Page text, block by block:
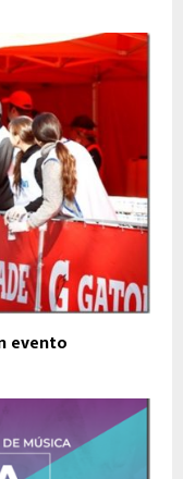
evento